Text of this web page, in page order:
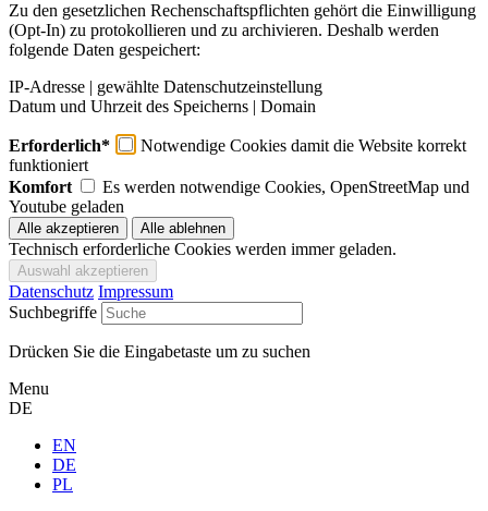
Zu den gesetzlichen Rechenschaftspflichten gehört die Einwilligung
(Opt-In) zu protokollieren und zu archivieren. Deshalb werden
folgende Daten gespeichert:
IP-Adresse | gewählte Datenschutzeinstellung
Datum und Uhrzeit des Speicherns | Domain
Erforderlich*
Notwendige Cookies damit die Website korrekt
funktioniert
Komfort
Es werden notwendige Cookies, OpenStreetMap und
Youtube geladen
Technisch erforderliche Cookies werden immer geladen.
Datenschutz Impressum
Suchbegriffe
Drücken Sie die Eingabetaste um zu suchen
Menu
DE
EN
DE
PL